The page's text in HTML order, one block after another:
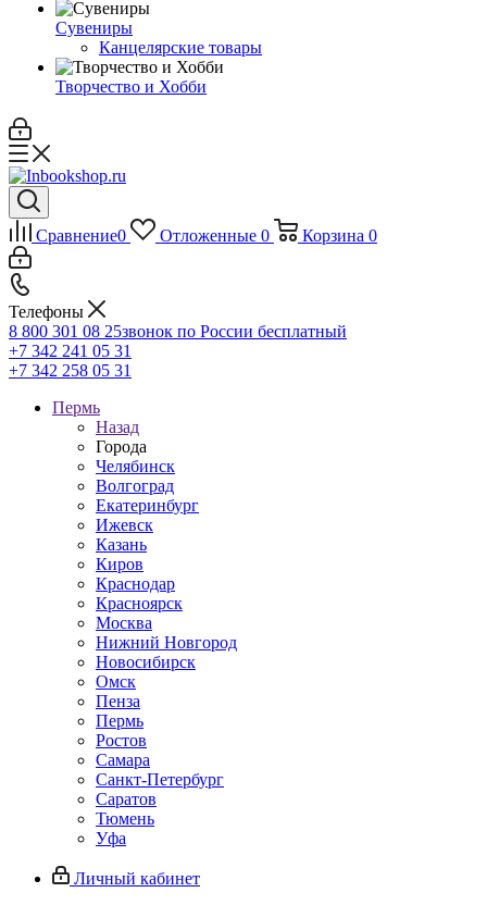
Сувениры
Канцелярские товары
Творчество и Хобби
Сравнение0 Отложенные 0 Корзина 0
Телефоны
8 800 301 08 25звонок по России бесплатный
+7 342 241 05 31
+7 342 258 05 31
Пермь
Назад
Города
Челябинск
Волгоград
Екатеринбург
Ижевск
Казань
Киров
Краснодар
Красноярск
Москва
Нижний Новгород
Новосибирск
Омск
Пенза
Пермь
Ростов
Самара
Санкт-Петербург
Саратов
Тюмень
Уфа
Личный кабинет